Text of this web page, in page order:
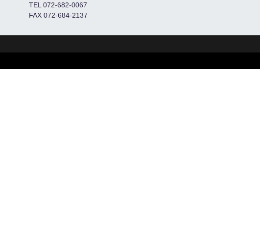
TEL 072-682-0067
FAX 072-684-2137